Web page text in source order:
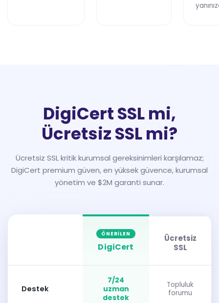
DigiCert SSL mi,
Ücretsiz SSL mi?
Ücretsiz SSL kritik kurumsal gereksinimleri karşılamaz;
DigiCert premium güven, en yüksek güvence, kurumsal
yönetim ve $2M garanti sunar.
ÖNERILEN
DigiCert
Ücretsiz
SSL
Destek
7/24
uzman
destek
Topluluk
forumu